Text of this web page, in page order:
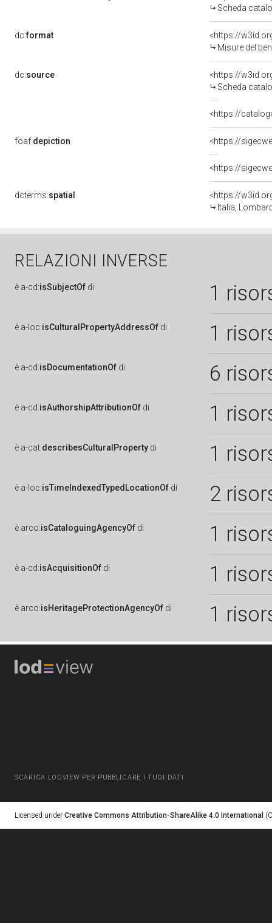
Scheda
dc:format
<https://
Misure del
dc:source
<https://
Scheda
<https://
foaf:depiction <https://
<https://
dcterms:spatial
<https://
Italia,
RELAZIONI INVERSE
è a-cd:isSubjectOf di 1
è a-loc:isCulturalPropertyAddressOf di 1
è a-cd:isDocumentationOf di 6
è a-cd:isAuthorshipAttributionOf di 1
è a-cat:describesCulturalProperty di 1
è a-loc:isTimeIndexedTypedLocationOf di 2
è arco:isCataloguingAgencyOf di 1
è a-cd:isAcquisitionOf di 1
è arco:isHeritageProtectionAgencyOf di 1
SCARICA LODVIEW PER PUBBLICARE I TUOI DATI
Licensed under Creative Commons Attribution-ShareAlike 4.0 International